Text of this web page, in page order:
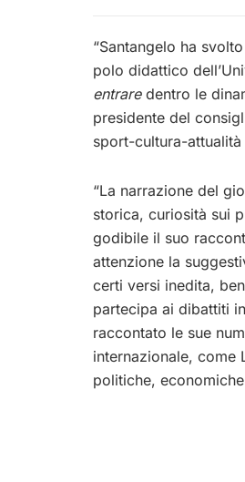
“Santangelo ha
polo didattico
entraredentro le
presidente del
sport-cultura-
“La narrazione del
storica, curiosità sui
godibile il suo
attenzione la
certi versi inedita,
partecipa ai dibattiti
raccontato le sue
internazionale, come
politiche,